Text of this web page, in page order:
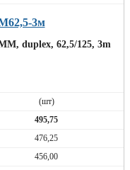
3м
duplex, 62,5/125, 3m
(шт)
495,75
476,25
456,00